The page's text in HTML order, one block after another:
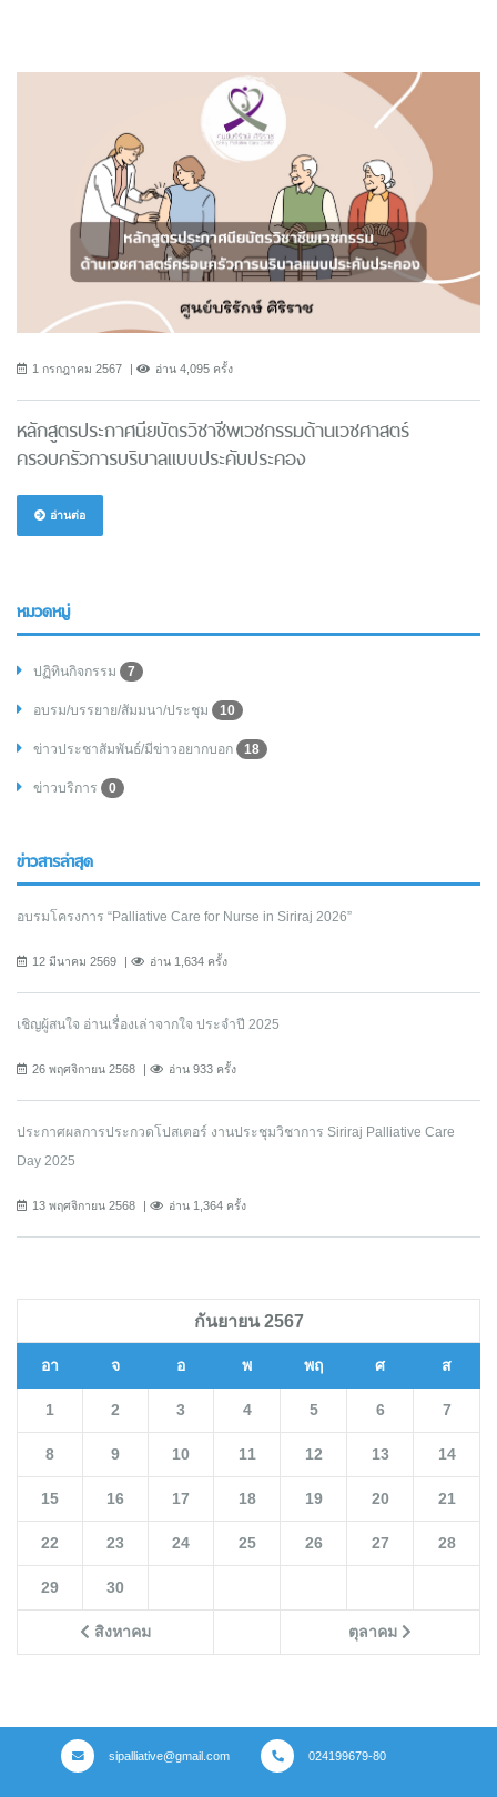
1 กรกฎาคม 2567 อ่าน 4,095 ครั้ง
หลักสูตรประกาศนียบัตรวิชาชีพเวชกรรมด้านเวชศาสตร์
ครอบครัวการบริบาลแบบประคับประคอง
อ่านต่อ
หมวดหมู่
ปฏิทินกิจกรรม 7
อบรม/บรรยาย/สัมมนา/ประชุม 10
ข่าวประชาสัมพันธ์/มีข่าวอยากบอก 18
ข่าวบริการ 0
ข่าวสารล่าสุด
อบรมโครงการ “Palliative Care for Nurse in Siriraj 2026”
12 มีนาคม 2569 อ่าน 1,634 ครั้ง
เชิญผู้สนใจ อ่านเรื่องเล่าจากใจ ประจำปี 2025
26 พฤศจิกายน 2568 อ่าน 933 ครั้ง
ประกาศผลการประกวดโปสเตอร์ งานประชุมวิชาการ Siriraj Palliative Care
Day 2025
13 พฤศจิกายน 2568 อ่าน 1,364 ครั้ง
กันยายน 2567
อา จ อ พ พฤ ศ ส
สิงหาคม ตุลาคม
1 2 3 4 5 6 7
8 9 10 11 12 13 14
15 16 17 18 19 20 21
22 23 24 25 26 27 28
29 30
sipalliative@gmail.com 024199679-80